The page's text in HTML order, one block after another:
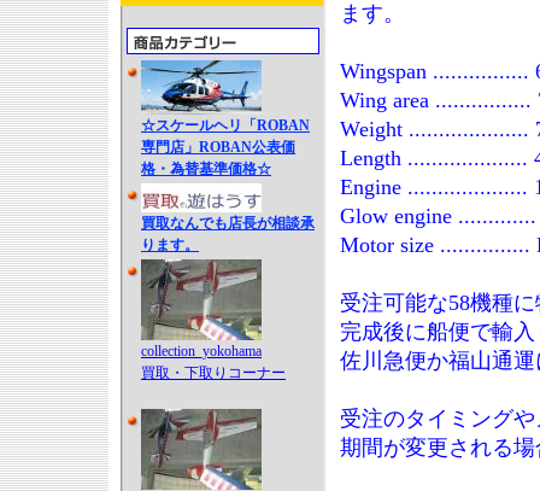
☆スケールヘリ「ROBAN
専門店」ROBAN公表価
格・為替基準価格☆
買取なんでも店長が相談承
ります。
collection_yokohama
買取・下取りコーナー
ます。
Wingspan ................
Wing area ................
Weight ....................
Length ....................
Engine ....................
Glow engine .............
Motor size ...............
受注可能な58機種
完成後に船便で輸
佐川急便か福山通
受注のタイミング
期間が変更される